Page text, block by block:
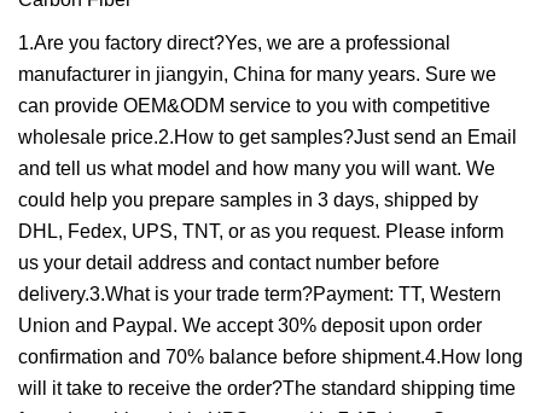
1.Are you factory direct?Yes, we are a professional
manufacturer in jiangyin, China for many years. Sure we
can provide OEM&ODM service to you with competitive
wholesale price.2.How to get samples?Just send an Email
and tell us what model and how many you will want. We
could help you prepare samples in 3 days, shipped by
DHL, Fedex, UPS, TNT, or as you request. Please inform
us your detail address and contact number before
delivery.3.What is your trade term?Payment: TT, Western
Union and Paypal. We accept 30% deposit upon order
confirmation and 70% balance before shipment.4.How long
will it take to receive the order?The standard shipping time